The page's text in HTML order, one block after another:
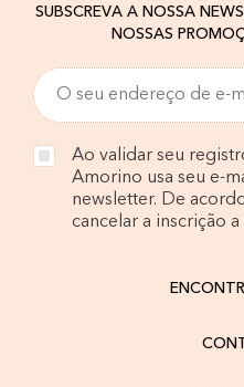
SUBSCREVA A NOSSA
NOSSAS
Ao validar seu
Amorino usa seu e-
newsletter. De
cancelar a inscrição